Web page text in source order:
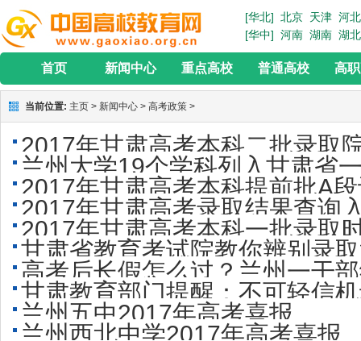
[华北] 北京 天津 河北
[华中] 河南 湖南 湖北
首页 新闻中心 重点高校 普通高校 高
当前位置: 主页 > 新闻中心 > 高考政策 >
2017年甘肃高考本科二批录取
兰州大学19个学科列入甘肃省
2017年甘肃高考本科提前批A
2017年甘肃高考录取结果查询
2017年甘肃高考本科一批录取
甘肃省教育考试院教你辨别录
高考后长假怎么过？兰州一干
甘肃教育部门提醒：不可轻信
兰州五中2017年高考喜报
兰州西北中学2017年高考喜报